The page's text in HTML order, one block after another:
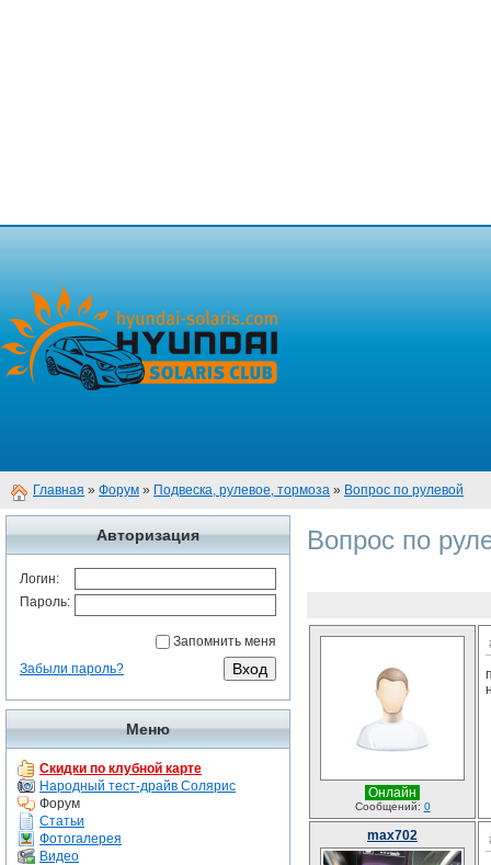
Главная » Форум » Подвеска, рулевое, тормоза » Вопрос по рулевой
Авторизация
Логин:
Пароль:
Запомнить меня
Забыли пароль?
Меню
Скидки по клубной карте
Народный тест-драйв Солярис
Форум
Статьи
Фотогалерея
Видео
Вопрос по
Онлайн
Сообщений: 0
max702